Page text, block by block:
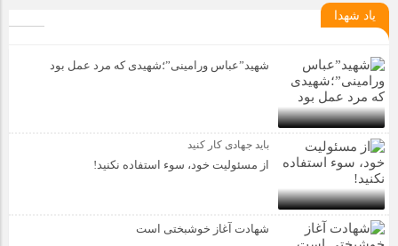
یاد شهدا
شهید”عباس ورامینی”؛شهیدی که مرد عمل بود
باید جهادی کار کنید
از مسئولیت خود، سوء استفاده نکنید!
شهادت آغاز خوشبختی است